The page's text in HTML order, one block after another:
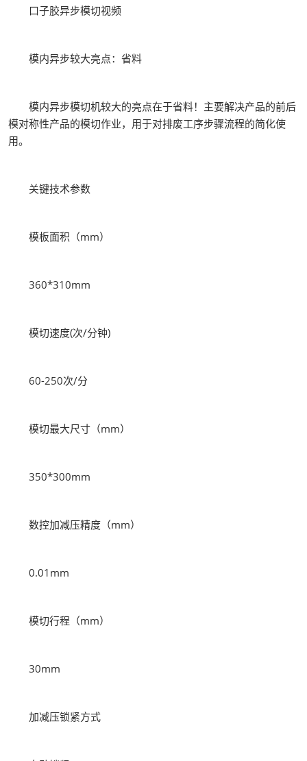
口子胶异步模切视频
模内异步较大亮点：省料
模内异步模切机较大的亮点在于省料！主要解决产品的前后
模对称性产品的模切作业，用于对排废工序步骤流程的简化使
用。
关键技术参数
模板面积（mm）
360*310mm
模切速度(次/分钟)
60-250次/分
模切最大尺寸（mm）
350*300mm
数控加减压精度（mm）
0.01mm
模切行程（mm）
30mm
加减压锁紧方式